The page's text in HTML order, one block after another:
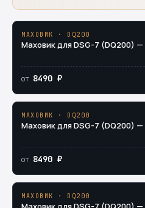
МАХОВИК · DQ200
Маховик для DSG-7 (DQ200)
от 8490 ₽
МАХОВИК · DQ200
Маховик для DSG-7 (DQ200)
от 8490 ₽
МАХОВИК · DQ200